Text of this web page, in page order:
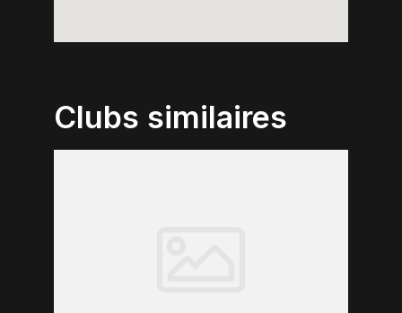
Clubs similaires